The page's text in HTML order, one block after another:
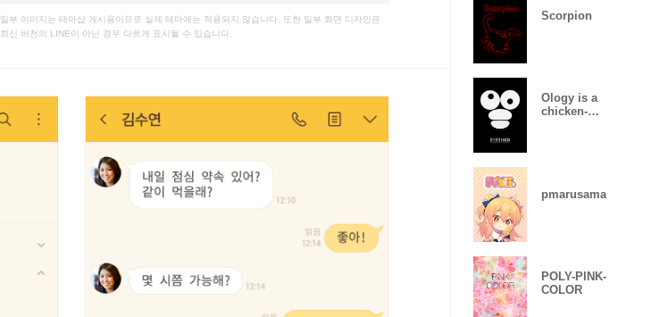
일부 이미지는 테마샵 게시용이므로 실제 테마에는 적용되지 않습니다. 또한 일부 화면 디자인은
최신 버전의 LINE이 아닌 경우 다르게 표시될 수 있습니다.
Scorpion
Ology is a
chicken-
pmarusama
POLY-PINK-
COLOR